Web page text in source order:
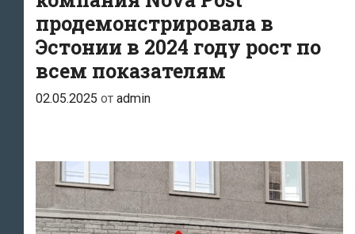
продемонстрировала в
Эстонии в 2024 году рост по
всем показателям
02.05.2025 от admin